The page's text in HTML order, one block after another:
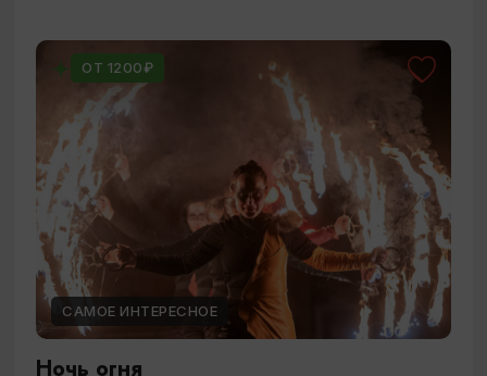
ОТ 1200₽
САМОЕ ИНТЕРЕСНОЕ
Ночь огня